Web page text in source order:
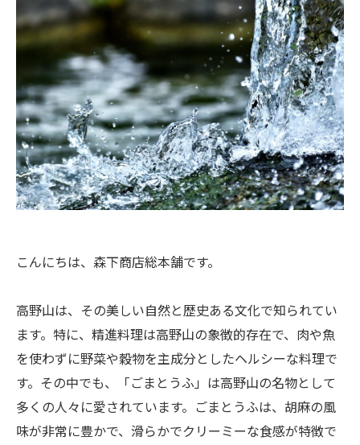
こんにちは、森下商店総本舗です。
高野山は、その美しい自然と歴史ある文化で知られてい
ます。特に、精進料理は高野山の象徴的存在で、肉や魚
を使わずに野菜や穀物を主成分としたヘルシーな料理で
す。その中でも、「ごまとうふ」は高野山の名物として
多くの人々に愛されています。ごまとうふは、胡麻の風
味が非常に豊かで、滑らかでクリーミーな食感が特徴で